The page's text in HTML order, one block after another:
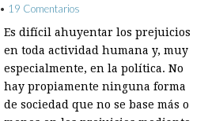
• 19 Comentarios
Es difícil ahuyentar los prejuicios
en toda actividad humana y, muy
especialmente, en la política. No
hay propiamente ninguna forma
de sociedad que no se base más o